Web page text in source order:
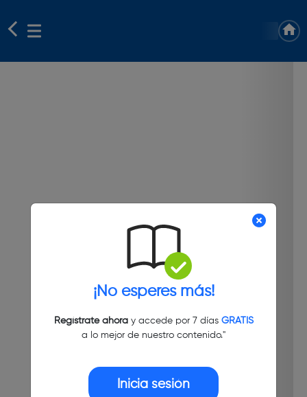
¡No esperes más!
Regístrate ahoray accede por 7 días GRATIS
a lo mejor de nuestro contenido."
Inicia sesión